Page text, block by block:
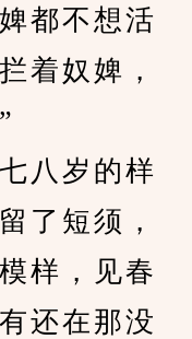
都不想活
着奴婢，
八岁的样
了短须，
样，见春
还在那没